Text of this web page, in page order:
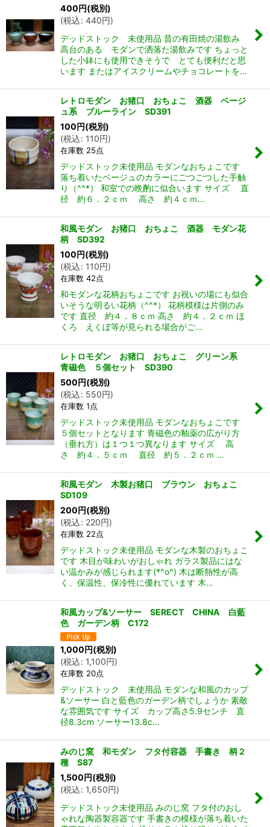
400円(税別)
(税込: 440円)
デッドストック 未使用品 昔の有田焼の湯飲み
高台のある モダンで洒落た湯飲みです ちょっと
した小鉢にも使用できそうで とても便利だと思
います またはアイスクリームやチョコレートを…
レトロモダン お猪口 おちょこ 酒器 ベージ
ュ系 ブルーライン SD391
100円(税別)
(税込: 110円)
在庫数 25点
デッドストック未使用品 モダンなおちょこです
落ち着いたベージュのカラーにごつごつした手触
り（^^*） 和室での晩酌に似合います サイズ 直
径 約６．２ｃｍ 高さ 約４ｃｍ…
和風モダン お猪口 おちょこ 酒器 モダン花
柄 SD392
100円(税別)
(税込: 110円)
在庫数 42点
和モダンな花柄おちょこです お祝いの場にも似合
いそうな明るい花柄（^^*） 花柄模様は片側のみ
です 直径 約４．８ｃｍ 高さ 約４．２ｃｍ ほ
くろ えくぼ等が見られる場合がご…
レトロモダン お猪口 おちょこ グリーン系
青磁色 ５個セット SD390
500円(税別)
(税込: 550円)
在庫数 1点
デッドストック未使用品 モダンなおちょこです
５個セットとなります 青磁色の釉薬の広がり方
（垂れ方）は１つ１つ異なります サイズ 高
さ 約４．５ｃｍ 直径 約５．２ｃｍ …
和風モダン 木製お猪口 ブラウン おちょこ
SD109
200円(税別)
(税込: 220円)
在庫数 22点
デッドストック未使用品 モダンな木製のおちょこ
です 木目が味わいがおしゃれ ガラス製品にはな
い温かみが感じられます(*^o^) 木は断熱性が高
く、保温性、保冷性に優れています 木…
和風カップ&ソーサー SERECT CHINA 白藍
色 ガーデン柄 C172
1,000円(税別)
(税込: 1,100円)
在庫数 20点
デッドストック 未使用品 モダンな和風のカップ
&ソーサー 白と藍色のガーデン柄でしょうか 素敵
な雰囲気です サイズ カップ高さ5.9センチ 直
径8.3cm ソーサー13.8c…
みのじ窯 和モダン フタ付容器 手書き 柄２
種 S87
1,500円(税別)
(税込: 1,650円)
デッドストック未使用品 みのじ窯 フタ付のおし
ゃれな陶器製容器です 手書きの模様が落ち着いた